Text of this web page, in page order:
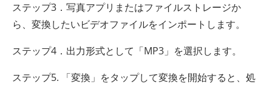
ステップ3．写真アプリまたはファイルストレージか
ら、変換したいビデオファイルをインポートします。
ステップ4．出力形式として「MP3」を選択します。
ステップ5. 「変換」をタップして変換を開始すると、処